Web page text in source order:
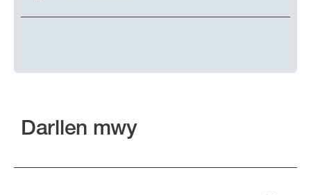
Darllen mwy